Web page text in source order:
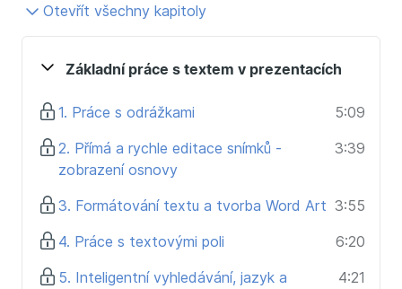
Otevřít všechny kapitoly
Základní práce s textem v prezentacích
1. Práce s odrážkami
5:09
2. Přímá a rychle editace snímků -
zobrazení osnovy
3:39
3. Formátování textu a tvorba Word Art 3:55
4. Práce s textovými poli
6:20
5. Inteligentní vyhledávání, jazyk a
4:21